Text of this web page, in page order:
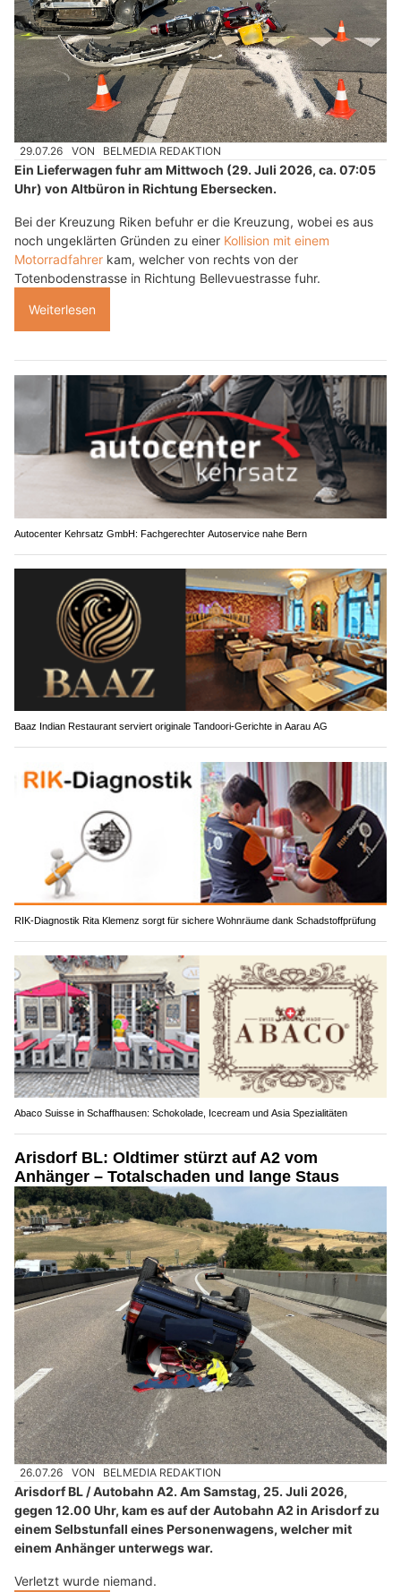
29.07.26 VON BELMEDIA REDAKTION
Ein Lieferwagen fuhr am Mittwoch (29. Juli 2026, ca. 07:05
Uhr) von Altbüron in Richtung Ebersecken.
Bei der Kreuzung Riken befuhr er die Kreuzung, wobei es aus
noch ungeklärten Gründen zu einer Kollision mit einem
Motorradfahrer kam, welcher von rechts von der
Totenbodenstrasse in Richtung Bellevuestrasse fuhr.
Weiterlesen
Autocenter Kehrsatz GmbH: Fachgerechter Autoservice nahe Bern
Baaz Indian Restaurant serviert originale Tandoori-Gerichte in Aarau AG
RIK-Diagnostik Rita Klemenz sorgt für sichere Wohnräume dank Schadstoffprüfung
Abaco Suisse in Schaffhausen: Schokolade, Icecream und Asia Spezialitäten
Arisdorf BL: Oldtimer stürzt auf A2 vom
Anhänger – Totalschaden und lange Staus
26.07.26 VON BELMEDIA REDAKTION
Arisdorf BL / Autobahn A2. Am Samstag, 25. Juli 2026,
gegen 12.00 Uhr, kam es auf der Autobahn A2 in Arisdorf zu
einem Selbstunfall eines Personenwagens, welcher mit
einem Anhänger unterwegs war.
Verletzt wurde niemand.